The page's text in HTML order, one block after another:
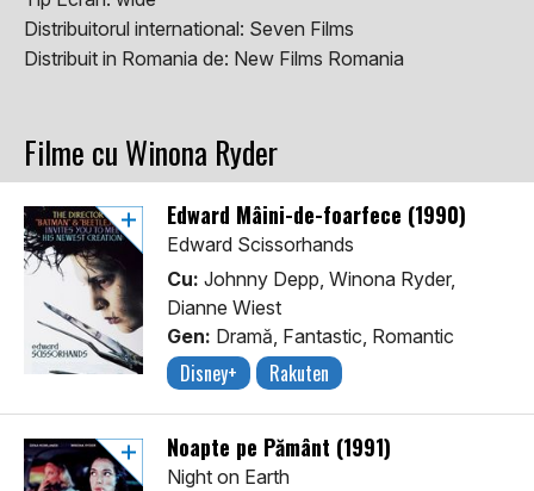
Distribuitorul international: Seven Films
Distribuit in Romania de: New Films Romania
Filme cu Winona Ryder
Edward Mâini-de-foarfece (1990)
Edward Scissorhands
Cu: Johnny Depp, Winona Ryder,
Dianne Wiest
Gen: Dramă, Fantastic, Romantic
Disney+ Rakuten
Noapte pe Pământ (1991)
Night on Earth